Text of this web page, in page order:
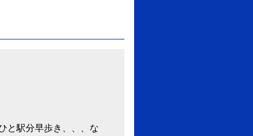
と駅分早歩き、、、な